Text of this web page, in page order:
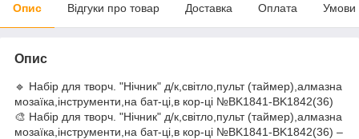
Опис Відгуки про товар Доставка Оплата Умови
Опис
🔹 Набір для творч. "Нічник" д/к,світло,пульт (таймер),алмазна
мозаїка,інструменти,на бат-ці,в кор-ці №BK1841-BK1842(36)
🎨 Набір для творч. "Нічник" д/к,світло,пульт (таймер),алмазна
мозаїка,інструменти,на бат-ці,в кор-ці №BK1841-BK1842(36) –